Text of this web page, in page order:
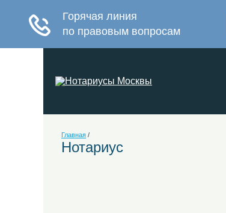
Главная /
Нотариус